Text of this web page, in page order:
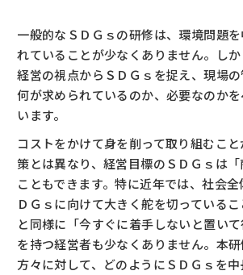
一般的なＳＤＧｓの研修は、環境問題
れていることが少なくありません。しか
経営の視点からＳＤＧｓを捉え、現場
何が求められているのか、必要なのか
います。
コストをかけて身を削って取り組むこ
策とは異なり、経営目標のＳＤＧｓは
こともできます。特に近年では、社会
ＤＧｓに向けて大きく舵を切っている
と同様に「今すぐに着手しないと置い
を持つ経営者も少なくありません。本
方々に対して、どのようにＳＤＧｓを